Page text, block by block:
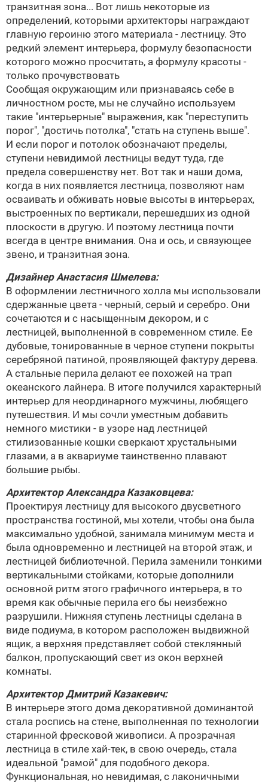
транзитная зона... Вот лишь некоторые из
определений, которыми архитекторы награждают
главную героиню этого материала - лестницу. Это
редкий элемент интерьера, формулу безопасности
которого можно просчитать, а формулу красоты -
только прочувствовать
Сообщая окружающим или признаваясь себе в
личностном росте, мы не случайно используем
такие "интерьерные" выражения, как "переступить
порог", "достичь потолка", "стать на ступень выше".
И если порог и потолок обозначают пределы,
ступени невидимой лестницы ведут туда, где
предела совершенству нет. Вот так и наши дома,
когда в них появляется лестница, позволяют нам
осваивать и обживать новые высоты в интерьерах,
выстроенных по вертикали, перешедших из одной
плоскости в другую. И поэтому лестница почти
всегда в центре внимания. Она и ось, и связующее
звено, и транзитная зона.
ДизайнерАнастасия Шмелева:
В оформлении лестничного холла мы использовали
сдержанные цвета - черный, серый и серебро. Они
сочетаются и с насыщенным декором, и с
лестницей, выполненной в современном стиле. Ее
дубовые, тонированные в черное ступени покрыты
серебряной патиной, проявляющей фактуру дерева.
А стальные перила делают ее похожей на трап
океанского лайнера. В итоге получился характерный
интерьер для неординарного мужчины, любящего
путешествия. И мы сочли уместным добавить
немного мистики - в узоре над лестницей
стилизованные кошки сверкают хрустальными
глазами, а в аквариуме таинственно плавают
большие рыбы.
АрхитекторАлександра Казаковцева:
Проектируя лестницу для высокого двусветного
пространства гостиной, мы хотели, чтобы она была
максимально удобной, занимала минимум места и
была одновременно и лестницей на второй этаж, и
лестницей библиотечной. Перила заменили тонкими
вертикальными стойками, которые дополнили
основной ритм этого графичного интерьера, в то
время как обычные перила его бы неизбежно
разрушили. Нижняя ступень лестницы сделана в
виде подиума, в котором расположен выдвижной
ящик, а верхняя представляет собой стеклянный
балкон, пропускающий свет из окон верхней
комнаты.
АрхитекторДмитрий Казакевич:
В интерьере этого дома декоративной доминантой
стала роспись на стене, выполненная по технологии
старинной фресковой живописи. А прозрачная
лестница в стиле хай-тек, в свою очередь, стала
идеальной "рамой" для подобного декора.
Функциональная, но невидимая, с лаконичными